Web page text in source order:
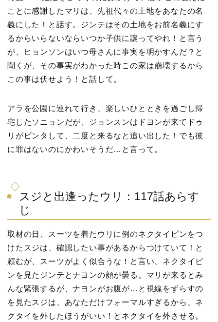
ことに感謝したマリは、先祖代々の土地をあなたの名
義にした！と話す。ジンテはその土地をお前名義にす
るからいらないならいつか子供に譲ってやれ！と言う
が、ヒョンソンはいつ母さんに事実を明かすんだ？と
聞くが、その事実がわかった時この家は崩壊するから
この事は伏せよう！と話して。
アラを公園に連れて行き、楽しいひとときを過ごし帰
宅したソニョンだが、ジョンスンはドヨンが来てドゥ
リがビンタして、二度と来るなと追い出した！でも彼
に罪はないのにかわいそうだ…と言って。
スジと出逢ったウリ：117話あらす
じ
取材の日、スーツを着たウリに例のネクタイピンをつ
けたスジは、確認したい事があるからつけていて！と
頼むが、スーツがよく似合うな！と言い、ネクタイピ
ンを見たジンテとナヨンの顔が曇る。マリが来るとみ
んな緊張するが、ナヨンがお腹が…と視線をずらすの
を見たスジは、あなただけフォーマルすぎるから、ネ
クタイを外したほうがいい！とネクタイを外させる。